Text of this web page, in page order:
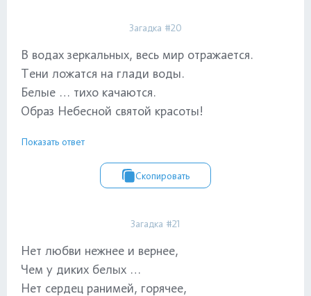
Загадка #20
В водах зеркальных, весь мир отражается.
Тени ложатся на глади воды.
Белые … тихо качаются.
Образ Небесной святой красоты!
Показать ответ
Скопировать
Загадка #21
Нет любви нежнее и вернее,
Чем у диких белых …
Нет сердец ранимей, горячее,